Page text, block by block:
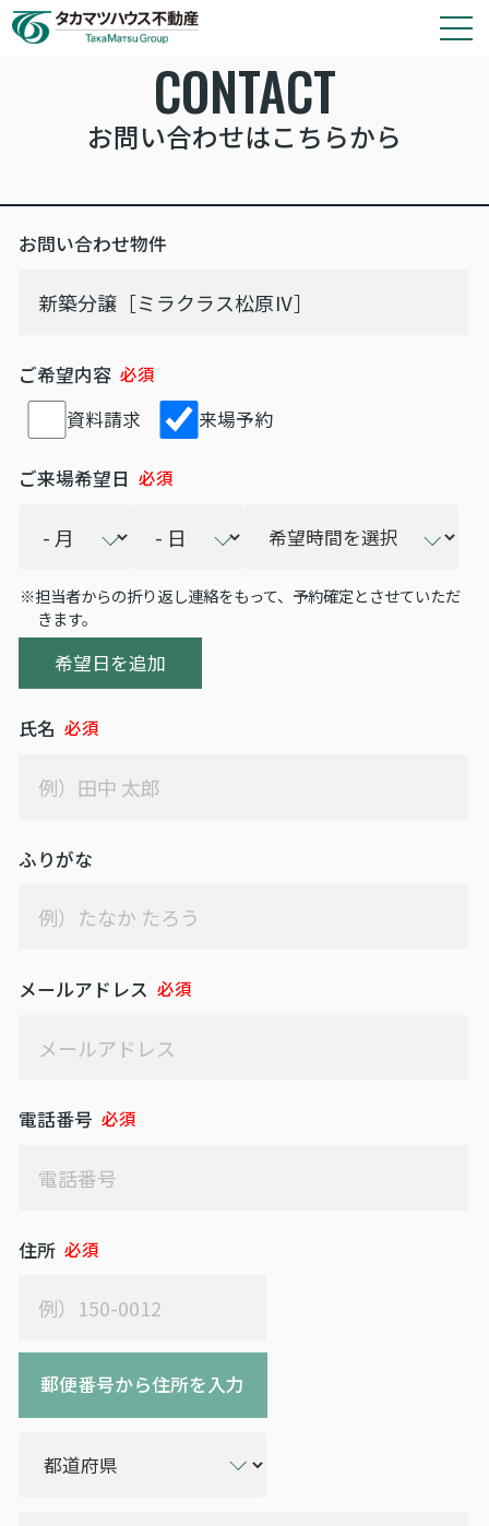
タカマツハウス物件
その他の仲介物件はこちら
タカマツハウス分譲物件のご案内や各種お手続き
は、タカマツハウス不動産株式会社が窓口として
お問い合わせ
CONTACT
お問い合わせはこちらから
お問い合わせ物件
ご希望内容
資料請求
来場予約
ご来場希望日
※担当者からの折り返し連絡をもって、予約確定とさせていただ
きます。
希望日を追加
氏名
ふりがな
メールアドレス
電話番号
住所
郵便番号から住所を入力